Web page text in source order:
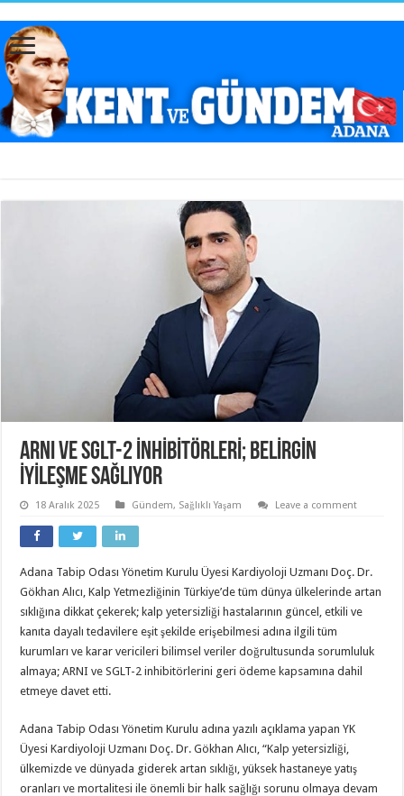
ARNI VE SGLT-2 İNHİBİTÖRLERİ; BELİRGİN
İYİLEŞME SAĞLIYOR
18 Aralık 2025 Gündem, Sağlıklı Yaşam Leave a comment
Adana Tabip Odası Yönetim Kurulu Üyesi Kardiyoloji Uzmanı Doç. Dr.
Gökhan Alıcı, Kalp Yetmezliğinin Türkiye’de tüm dünya ülkelerinde artan
sıklığına dikkat çekerek; kalp yetersizliği hastalarının güncel, etkili ve
kanıta dayalı tedavilere eşit şekilde erişebilmesi adına ilgili tüm
kurumları ve karar vericileri bilimsel veriler doğrultusunda sorumluluk
almaya; ARNI ve SGLT-2 inhibitörlerini geri ödeme kapsamına dahil
etmeye davet etti.
Adana Tabip Odası Yönetim Kurulu adına yazılı açıklama yapan YK
Üyesi Kardiyoloji Uzmanı Doç. Dr. Gökhan Alıcı, “Kalp yetersizliği,
ülkemizde ve dünyada giderek artan sıklığı, yüksek hastaneye yatış
oranları ve mortalitesi ile önemli bir halk sağlığı sorunu olmaya devam